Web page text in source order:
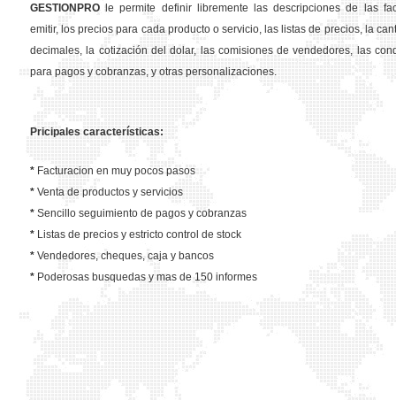
GESTION PRO le permite definir libremente las descripciones de las
emitir, los precios para cada producto o servicio, las listas de precios, la
decimales, la cotización del dolar, las comisiones de vendedores, las
para pagos y cobranzas, y otras personalizaciones.
Pricipales características:
* Facturacion en muy pocos pasos
* Venta de productos y servicios
* Sencillo seguimiento de pagos y cobranzas
* Listas de precios y estricto control de stock
* Vendedores, cheques, caja y bancos
* Poderosas busquedas y mas de 150 informes